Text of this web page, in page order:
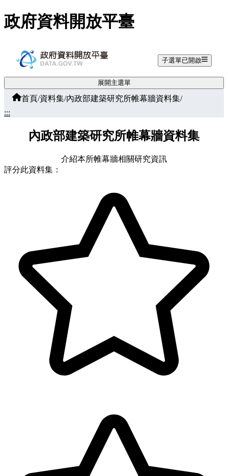
跳至主要內容
政府資料開放平臺
子選單已開啟
展開主選單
首頁/資料集/內政部建築研究所帷幕牆資料集/
:::
內政部建築研究所帷幕牆資料集
介紹本所帷幕牆相關研究資訊
評分此資料集：